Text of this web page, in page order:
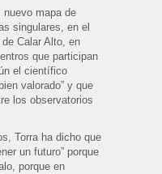
nuevo mapa de
singulares, en el
Calar Alto, en
que participan
el científico
valorado” y que
los observatorios
Torra ha dicho que
un futuro” porque
porque en